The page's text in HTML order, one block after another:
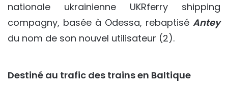
nationale ukrainienne UKRferry shipping
compagny, basée à Odessa, rebaptisé Antey
du nom de son nouvel utilisateur (2).
Destiné au trafic des trains en Baltique